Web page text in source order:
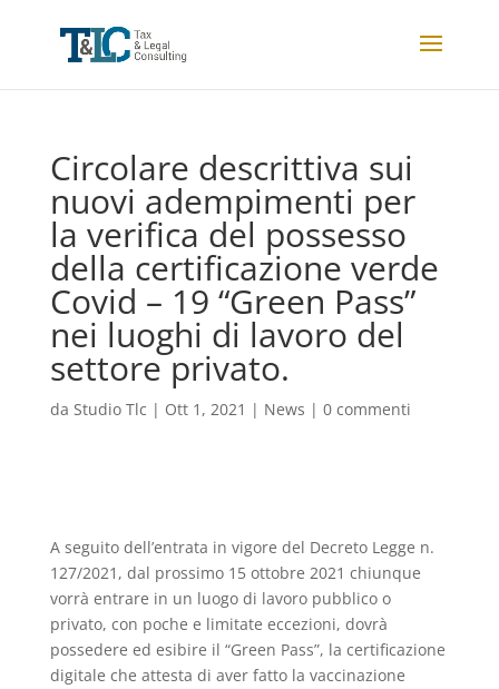
Circolare descrittiva sui
nuovi adempimenti per
la verifica del possesso
della certificazione verde
Covid – 19 “Green Pass”
nei luoghi di lavoro del
settore privato.
da Studio Tlc | Ott 1, 2021 | News | 0 commenti
A seguito dell’entrata in vigore del Decreto Legge n.
127/2021, dal prossimo 15 ottobre 2021 chiunque
vorrà entrare in un luogo di lavoro pubblico o
privato, con poche e limitate eccezioni, dovrà
possedere ed esibire il “Green Pass”, la certificazione
digitale che attesta di aver fatto la vaccinazione